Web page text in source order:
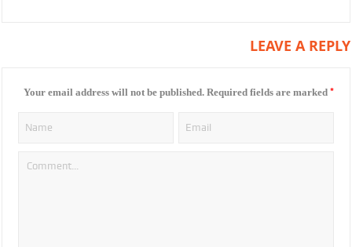
LEAVE A REPLY
Your email address will not be published. Required fields are marked *